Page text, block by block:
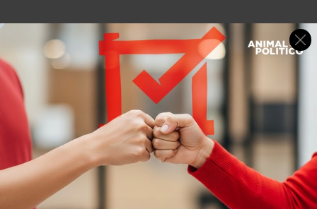
Espino podría presentar aún una reclamación que
impugne la expulsión como un último recurso. Esta
alternativa tendría que tramitarla frente a la Comisión de
Orden del Consejo Nacional dentro de un plazo de cinco
días hábiles a partir del día siguiente de la notificación.
La Comisión, a su vez, tendría en su caso un periodo de
40 días para presentar su resolución.